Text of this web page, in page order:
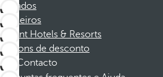
Afiliados
Parceiros
Dorint Hotels & Resorts
Cupons de desconto
Contacto